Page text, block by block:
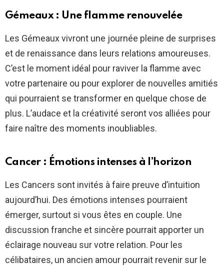
Gémeaux : Une flamme renouvelée
Les Gémeaux vivront une journée pleine de surprises
et de renaissance dans leurs relations amoureuses.
C’est le moment idéal pour raviver la flamme avec
votre partenaire ou pour explorer de nouvelles amitiés
qui pourraient se transformer en quelque chose de
plus. L’audace et la créativité seront vos alliées pour
faire naître des moments inoubliables.
Cancer : Émotions intenses à l’horizon
Les Cancers sont invités à faire preuve d’intuition
aujourd’hui. Des émotions intenses pourraient
émerger, surtout si vous êtes en couple. Une
discussion franche et sincère pourrait apporter un
éclairage nouveau sur votre relation. Pour les
célibataires, un ancien amour pourrait revenir sur le